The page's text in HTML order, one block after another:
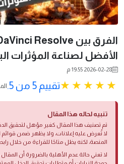
الأفضل لصناعة المؤثرات
2026-02-28 19:55 م
تقييم 5 من 5. 2
تنبيه لحاله هذا المقال
تم تصنيف هذا المقال كغير مؤهل لتحقيق
لا تُعرض عليه إعلانات، ولا يظهر ضمن قوائم
المنصة، لكنه يظل متاحًا للقراءة من خلال
لا تعني حالة عدم الأهلية بالضرورة أن